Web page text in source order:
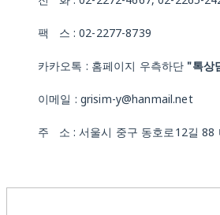
팩 스 : 02-2277-8739
카카오톡 : 홈페이지 우측하단 "톡상
이메일 : grisim-y@hanmail.net
주 소 : 서울시 중구 동호로12길 88